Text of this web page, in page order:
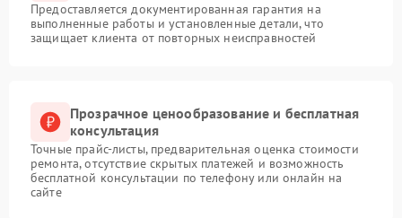
Предоставляется документированная гарантия на
выполненные работы и установленные детали, что
защищает клиента от повторных неисправностей
Прозрачное ценообразование и бесплатная
консультация
Точные прайс-листы, предварительная оценка стоимости
ремонта, отсутствие скрытых платежей и возможность
бесплатной консультации по телефону или онлайн на
сайте